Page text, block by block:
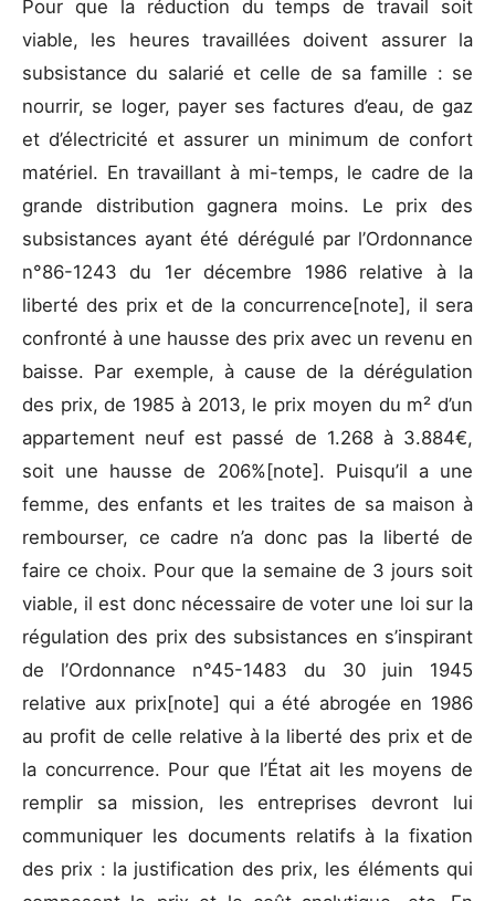
Pour que la réduction du temps de travail soit
viable, les heures travaillées doivent assurer la
subsistance du salarié et celle de sa famille : se
nourrir, se loger, payer ses factures d’eau, de gaz
et d’électricité et assurer un minimum de confort
matériel. En travaillant à mi-temps, le cadre de la
grande distribution gagnera moins. Le prix des
subsistances ayant été dérégulé par l’Ordonnance
n°86-1243 du 1er décembre 1986 relative à la
liberté des prix et de la concurrence[note], il sera
confronté à une hausse des prix avec un revenu en
baisse. Par exemple, à cause de la dérégulation
des prix, de 1985 à 2013, le prix moyen du m² d’un
appartement neuf est passé de 1.268 à 3.884€,
soit une hausse de 206%[note]. Puisqu’il a une
femme, des enfants et les traites de sa maison à
rembourser, ce cadre n’a donc pas la liberté de
faire ce choix. Pour que la semaine de 3 jours soit
viable, il est donc nécessaire de voter une loi sur la
régulation des prix des subsistances en s’inspirant
de l’Ordonnance n°45-1483 du 30 juin 1945
relative aux prix[note] qui a été abrogée en 1986
au profit de celle relative à la liberté des prix et de
la concurrence. Pour que l’État ait les moyens de
remplir sa mission, les entreprises devront lui
communiquer les documents relatifs à la fixation
des prix : la justification des prix, les éléments qui